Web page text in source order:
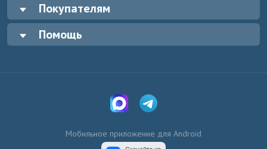
Покупателям
Помощь
Мобильное приложение для Android